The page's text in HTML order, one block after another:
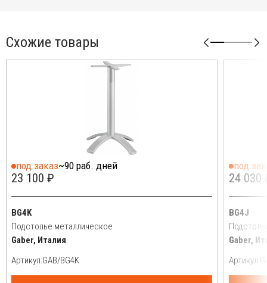
Схожие товары
под заказ~90 раб. дней
23 100 ₽
BG4K
Подстолье металлическое
Gaber, Италия
Артикул:
под
24 030
BG4J
Gaber,
Артикул: